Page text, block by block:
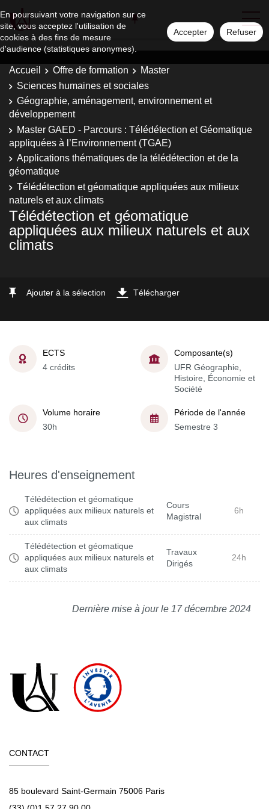
En poursuivant votre navigation sur ce
site, vous acceptez l'utilisation de
cookies à des fins de mesure
d'audience (statistiques anonymes).
Accepter Refuser
Accueil Offre de formation
Master
Sciences humaines et sociales
Géographie, aménagement, environnement et
développement
Master GAED - Parcours : Télédétection et Géomatique
appliquées à l’Environnement (TGAE)
Applications thématiques de la télédétection et de la
géomatique
Télédétection et géomatique appliquées aux milieux
naturels et aux climats
Télédétection et géomatique
appliquées aux milieux naturels et aux
climats
Ajouter à la sélection Télécharger
ECTS
4 crédits
Composante(s)
UFR Géographie,
Histoire, Économie et
Société
Volume horaire
30h
Période de l'année
Semestre 3
Heures d'enseignement
Télédétection et géomatique
appliquées aux milieux naturels et
aux climats
Cours
Magistral
6h
Télédétection et géomatique
appliquées aux milieux naturels et
aux climats
Travaux
Dirigés
24h
Dernière mise à jour le 17 décembre 2024
CONTACT
85 boulevard Saint-Germain 75006 Paris